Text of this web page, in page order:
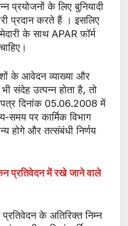
प्रयोजनों के लिए बुनियादी
प्रदान करते हैं । इसलिए
के साथ APAR फॉर्म
के आवेदन व्याख्या और
संदेह उत्पन्न होता है, तो
दिनांक 05.06.2008 में
समय पर कार्मिक विभाग
होगे और तत्संबंधी निर्णय
प्रतिवेदन में रखे जाने वाले
प्रतिवेदन के अतिरिक्त निम्न